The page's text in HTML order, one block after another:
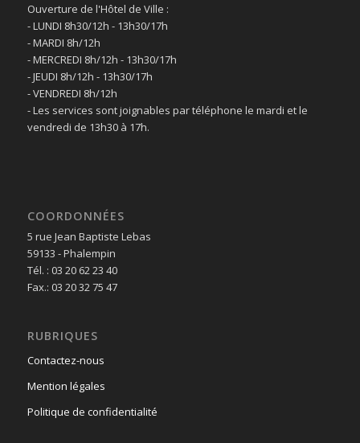
Ouverture de l'Hôtel de Ville :
- LUNDI 8h30/12h - 13h30/17h
- MARDI 8h/12h
- MERCREDI 8h/12h - 13h30/17h
- JEUDI 8h/12h - 13h30/17h
- VENDREDI 8h/12h
- Les services sont joignables par téléphone le mardi et le
vendredi de 13h30 à 17h.
COORDONNÉES
5 rue Jean Baptiste Lebas
59133 - Phalempin
Tél. : 03 20 62 23 40
Fax.: 03 20 32 75 47
RUBRIQUES
Contactez-nous
Mention légales
Politique de confidentialité